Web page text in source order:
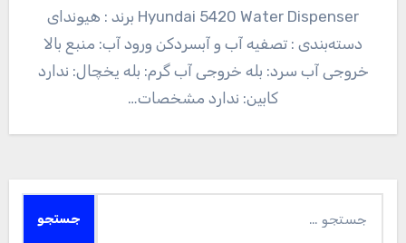
Hyundai 5420 Water Dispenser برند : هیوندای
دسته‌بندی : تصفیه آب و آبسردکن ورود آب: منبع بالا
خروجی آب سرد: بله خروجی آب گرم: بله یخچال: ندارد
کابین: ندارد مشخصات…
برای: